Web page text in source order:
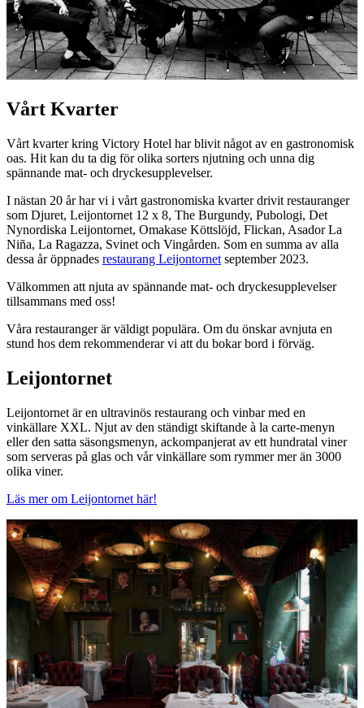
Vårt Kvarter
Vårt kvarter kring Victory Hotel har blivit något av en gastronomisk
oas. Hit kan du ta dig för olika sorters njutning och unna dig
spännande mat- och dryckesupplevelser.
I nästan 20 år har vi i vårt gastronomiska kvarter drivit restauranger
som Djuret, Leijontornet 12 x 8, The Burgundy, Pubologi, Det
Nynordiska Leijontornet, Omakase Köttslöjd, Flickan, Asador La
Niña, La Ragazza, Svinet och Vingården. Som en summa av alla
dessa år öppnades restaurang Leijontornet september 2023.
Välkommen att njuta av spännande mat- och dryckesupplevelser
tillsammans med oss!
Våra restauranger är väldigt populära. Om du önskar avnjuta en
stund hos dem rekommenderar vi att du bokar bord i förväg.
Leijontornet
Leijontornet är en ultravinös restaurang och vinbar med en
vinkällare XXL. Njut av den ständigt skiftande à la carte-menyn
eller den satta säsongsmenyn, ackompanjerat av ett hundratal viner
som serveras på glas och vår vinkällare som rymmer mer än 3000
olika viner.
Läs mer om Leijontornet här!